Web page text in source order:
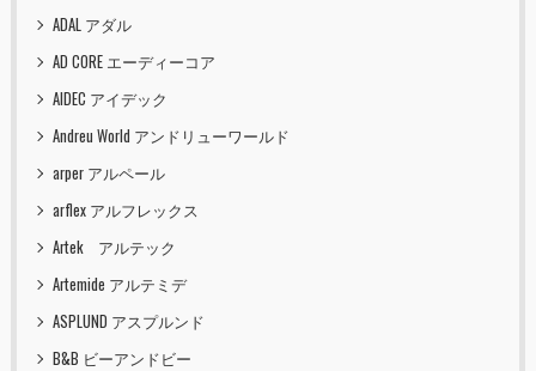
ADAL アダル
AD CORE エーディーコア
AIDEC アイデック
Andreu World アンドリューワールド
arper アルペール
arflex アルフレックス
Artek アルテック
Artemide アルテミデ
ASPLUND アスプルンド
B&B ビーアンドビー